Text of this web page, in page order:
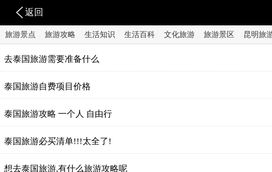
返回
旅游景点 旅游攻略 生活知识 生活百科 文化旅游 旅游景区 昆明旅
去泰国旅游需要准备什么
泰国旅游自费项目价格
泰国旅游攻略 一个人 自由行
泰国旅游必买清单!!!太全了!
想去泰国旅游,有什么旅游攻略呢